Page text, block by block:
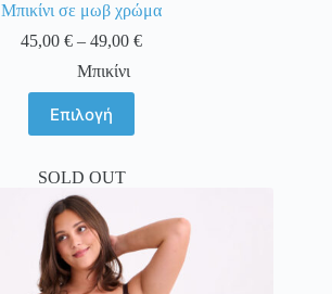
Μπικίνι σε μωβ χρώμα
45,00€ – 49,00€Price
Μπικίνι
Επιλογή
το
προϊόν
πολλαπλές
παραλλαγές.
Οι
επιλογές
μπορούν
να
SOLD OUT